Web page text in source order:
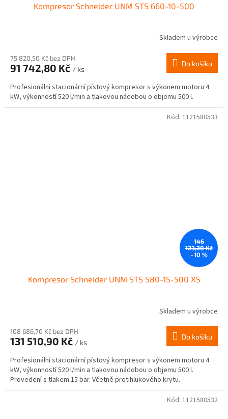
Kompresor Schneider UNM STS 660-10-500
Skladem u výrobce
75 820,50 Kč bez DPH
91 742,80 Kč / ks
Do košíku
Profesionální stacionární pístový kompresor s výkonem motoru 4
kW, výkonností 520 l/min a tlakovou nádobou o objemu 500 l.
146
123,20 Kč
–10 %
Kompresor Schneider UNM STS 580-15-500 XS
Skladem u výrobce
108 686,70 Kč bez DPH
131 510,90 Kč / ks
Do košíku
Profesionální stacionární pístový kompresor s výkonem motoru 4
kW, výkonností 520 l/min a tlakovou nádobou o objemu 500 l.
Provedení s tlakem 15 bar. Včetně protihlukového krytu.
Kód: 1121580533
Kód: 1121580532